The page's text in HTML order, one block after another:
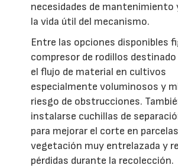
necesidades de mantenimiento
la vida útil del mecanismo.
Entre las opciones disponibles
compresor de rodillos
el flujo de material en cultivos
especialmente voluminosos y
riesgo de obstrucciones.
instalarse cuchillas de
para mejorar el corte en
vegetación muy entrelazada y
pérdidas durante la recolección.